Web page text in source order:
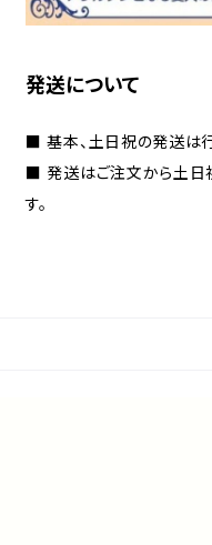
発送について
■ 基本、土日祝の発送は行
■ 発送はご注文から土日
す。